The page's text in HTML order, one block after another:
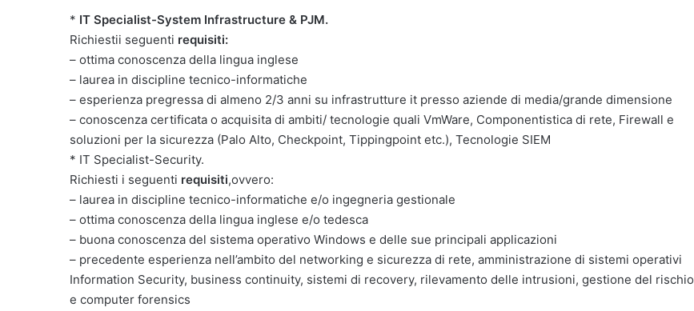
* IT Specialist-System Infrastructure & PJM.
Richiestii seguenti requisiti:
– ottima conoscenza della lingua inglese
– laurea in discipline tecnico-informatiche
– esperienza pregressa di almeno 2/3 anni su infrastrutture it presso aziende di media/grande dimensione
– conoscenza certificata o acquisita di ambiti/ tecnologie quali VmWare, Componentistica di rete, Firewall e
soluzioni per la sicurezza (Palo Alto, Checkpoint, Tippingpoint etc.), Tecnologie SIEM
* IT Specialist-Security.
Richiesti i seguenti requisiti,ovvero:
– laurea in discipline tecnico-informatiche e/o ingegneria gestionale
– ottima conoscenza della lingua inglese e/o tedesca
– buona conoscenza del sistema operativo Windows e delle sue principali applicazioni
– precedente esperienza nell’ambito del networking e sicurezza di rete, amministrazione di sistemi operativi
Information Security, business continuity, sistemi di recovery, rilevamento delle intrusioni, gestione del rischio
e computer forensics